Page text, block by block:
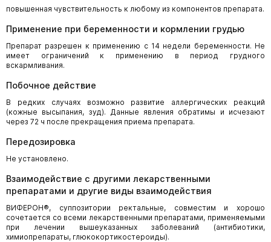
повышенная чувствительность к любому из компонентов препарата.
Применение при беременности и кормлении грудью
Препарат разрешен к применению с 14 недели беременности. Не
имеет ограничений к применению в период грудного
вскармливания.
Побочное действие
В редких случаях возможно развитие аллергических реакций
(кожные высыпания, зуд). Данные явления обратимы и исчезают
через 72 ч после прекращения приема препарата.
Передозировка
Не установлено.
Взаимодействие с другими лекарственными
препаратами и другие виды взаимодействия
ВИФЕРОН®, суппозитории ректальные, совместим и хорошо
сочетается со всеми лекарственными препаратами, применяемыми
при лечении вышеуказанных заболеваний (антибиотики,
химиопрепараты, глюкокортикостероиды).